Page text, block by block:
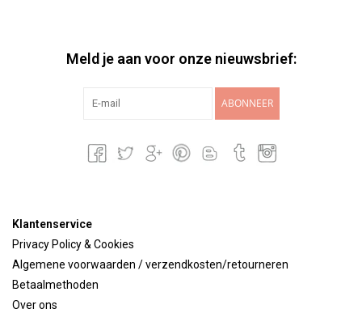
Meld je aan voor onze nieuwsbrief:
ABONNEER
Klantenservice
Privacy Policy & Cookies
Algemene voorwaarden / verzendkosten/retourneren
Betaalmethoden
Over ons